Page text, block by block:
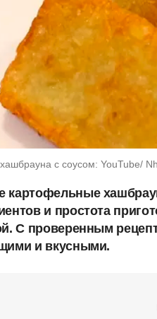
с соусом: YouTube/
картофельные
и простота
С проверенным
и вкусными.